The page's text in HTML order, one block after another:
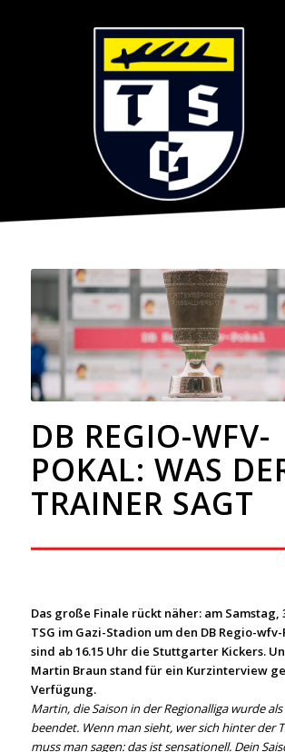
DB REGIO-WFV-
POKAL: WAS
TRAINER SAGT
Das große Finale rückt näher: am Samstag,
TSG im Gazi-Stadion um den DB Regio-
sind ab 16.15 Uhr die Stuttgarter Kickers.
Martin Braun stand für ein Kurzinterview
Verfügung.
Martin, die Saison in der Regionalliga wurde
beendet. Wenn man sieht, wer sich hinter der
muss man sagen: das ist sensationell. Dein